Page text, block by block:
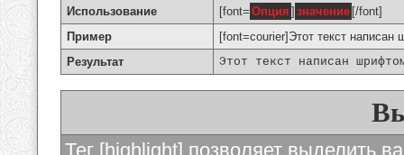
Использование [font= Опция ] значение [/font]
Пример
[font=courier]Этот текст
Результат
Этот текст написан
Тег [highlight] позволяет выделить